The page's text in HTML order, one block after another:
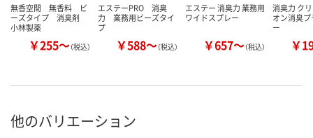
無香空間 無香料 ビ
ーズタイプ 消臭剤
小林製薬
￥255～（税込）
エステーPRO 消臭
力 業務用ビーズタイ
プ
￥588～（税込）
エステー 消臭力 業務用
ワイドスプレー
￥657～（税込）
消臭力 ク
オン消臭
ー
￥
他のバリエーション